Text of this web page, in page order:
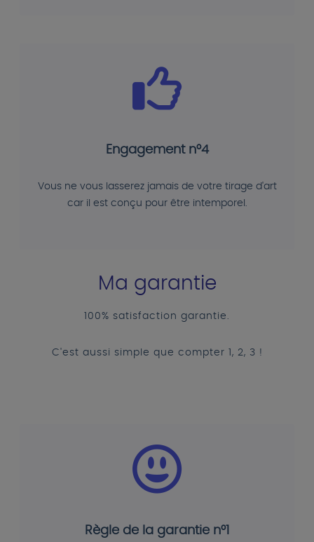
Engagement n°4
Vous ne vous lasserez jamais de votre tirage d'art
car il est conçu pour être intemporel.
Ma garantie
100% satisfaction garantie.
C'est aussi simple que compter 1, 2, 3 !
Règle de la garantie n°1